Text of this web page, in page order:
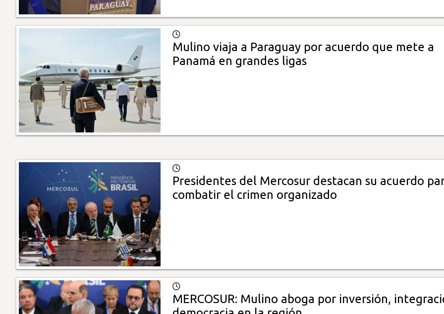
Mulino viaja a Paraguay por acuerdo que mete a
Panamá en grandes ligas
Presidentes del Mercosur destacan su acuerdo
combatir el crimen organizado
MERCOSUR: Mulino aboga por inversión,